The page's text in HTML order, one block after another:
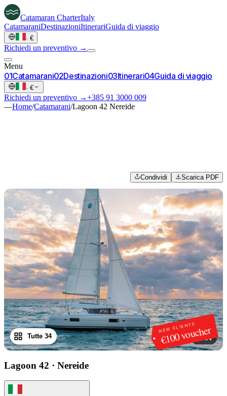
Catamaran CharterItaly
CatamaraniDestinazioniItinerariGuida di viaggio
· €
Richiedi un preventivo →
Menu
01Catamarani02Destinazioni03Itinerari04Guida di viaggio
· €
Richiedi un preventivo →+385 91 3000 009
—Home/Catamarani/Lagoon 42 Nereide
Condividi Scarica PDF
NEW CLIENTS
€100 voucher
1/34
Tutte 34
Lagoon 42 · Nereide